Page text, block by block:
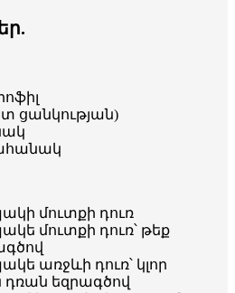
ցանկության)
մուտքի դուռ
մուտքի դուռ՝ թեք
առջևի դուռ՝ կլոր
դռան եզրագծով